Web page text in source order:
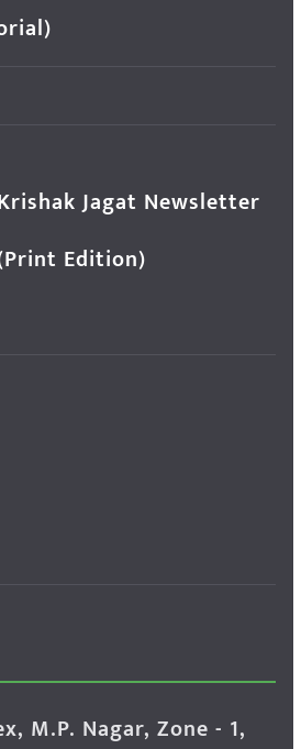
Jagat Newsletter
Edition)
M.P. Nagar, Zone - 1,